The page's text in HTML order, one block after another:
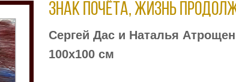
Знак Почёта, жизнь
Сергей Дас и Наталья
100х100 см